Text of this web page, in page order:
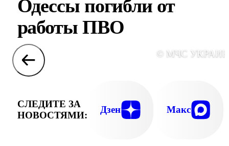
Одессы погибли от
работы ПВО
© МЧС
СЛЕДИТЕ ЗА
НОВОСТЯМИ:
Дзен Макс